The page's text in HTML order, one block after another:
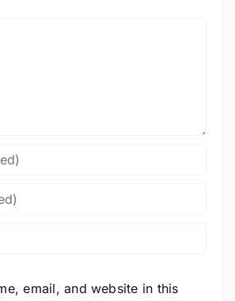
email, and website in this